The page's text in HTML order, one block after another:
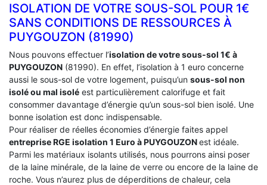
ISOLATION DE VOTRE SOUS-SOL POUR 1€
SANS CONDITIONS DE RESSOURCES À
‎PUYGOUZON (81990)
Nous pouvons effectuer l’isolation de votre sous-sol 1€ à
PUYGOUZON (81990). En effet, l’isolation à 1 euro concerne
aussi le sous-sol de votre logement, puisqu’un sous-sol non
isolé ou mal isolé est particulièrement calorifuge et fait
consommer davantage d’énergie qu’un sous-sol bien isolé. Une
bonne isolation est donc indispensable.
Pour réaliser de réelles économies d’énergie faites appel
entreprise RGE isolation 1 Euro à PUYGOUZONest idéale.
Parmi les matériaux isolants utilisés, nous pourrons ainsi poser
de la laine minérale, de la laine de verre ou encore de la laine de
roche. Vous n’aurez plus de déperditions de chaleur, cela